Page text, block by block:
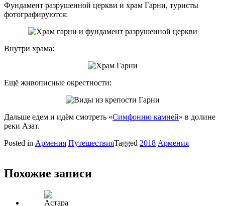
Фундамент разрушенной церкви и храм Гарни, туристы
фотографируются:
Внутри храма:
Ещё живописные окрестности:
Дальше едем и идём смотреть «Симфонию камней» в долине
реки Азат.
Posted in Армения ПутешествияTagged 2018 Армения
Похожие записи